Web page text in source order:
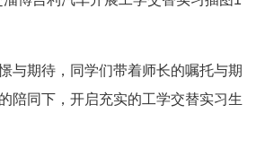
与期待，同学们带着师长的嘱托与期
陪同下，开启充实的工学交替实习生